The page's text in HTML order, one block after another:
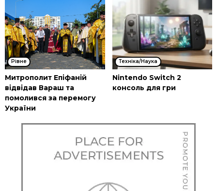
Рівне
Митрополит Епіфаній
відвідав Вараш та
помолився за перемогу
України
Техніка/Наука
Nintendo Switch 2
консоль для гри